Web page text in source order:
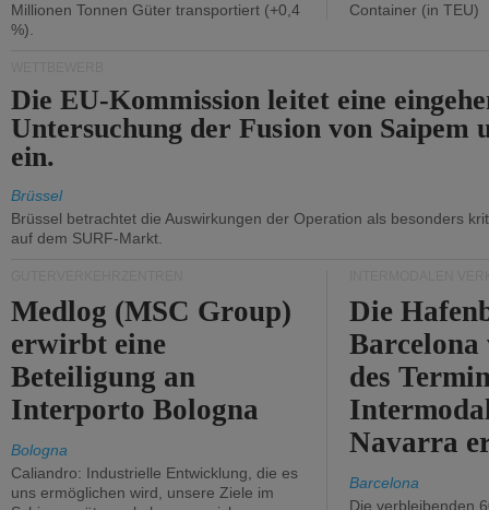
Millionen Tonnen Güter transportiert (+0,4
%).
Container (in TEU)
Die EU-Kommission leitet eine
Untersuchung der Fusion von Saipem
ein.
Brüssel
Brüssel betrachtet die Auswirkungen der Operation als besonders
auf dem SURF-Markt.
Medlog (MSC Group)
erwirbt eine
Beteiligung an
Interporto Bologna
Bologna
Caliandro: Industrielle Entwicklung, die es
uns ermöglichen wird, unsere Ziele im
Die
des
Navarra
Barcelona
Die verbleibenden